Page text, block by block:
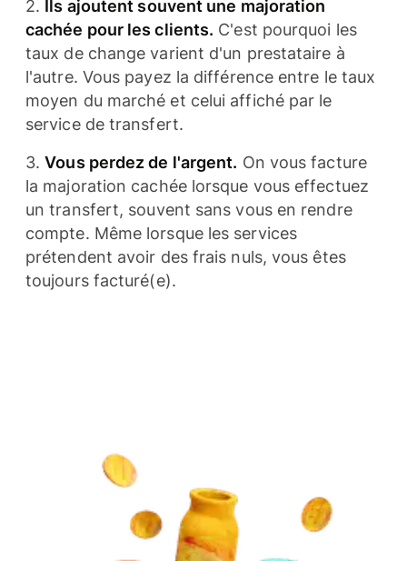
2. Ils ajoutent souvent une majoration
cachée pour les clients. C'est pourquoi les
taux de change varient d'un prestataire à
l'autre. Vous payez la différence entre le taux
moyen du marché et celui affiché par le
service de transfert.
3.Vous perdez de l'argent. On vous facture
la majoration cachée lorsque vous effectuez
un transfert, souvent sans vous en rendre
compte. Même lorsque les services
prétendent avoir des frais nuls, vous êtes
toujours facturé(e).